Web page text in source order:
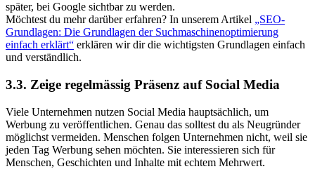
später, bei Google sichtbar zu werden.
Möchtest du mehr darüber erfahren? In unserem Artikel „SEO-
Grundlagen: Die Grundlagen der Suchmaschinenoptimierung
einfach erklärt“ erklären wir dir die wichtigsten Grundlagen einfach
und verständlich.
3.3. Zeige regelmässig Präsenz auf Social Media
Viele Unternehmen nutzen Social Media hauptsächlich, um
Werbung zu veröffentlichen. Genau das solltest du als Neugründer
möglichst vermeiden. Menschen folgen Unternehmen nicht, weil sie
jeden Tag Werbung sehen möchten. Sie interessieren sich für
Menschen, Geschichten und Inhalte mit echtem Mehrwert.